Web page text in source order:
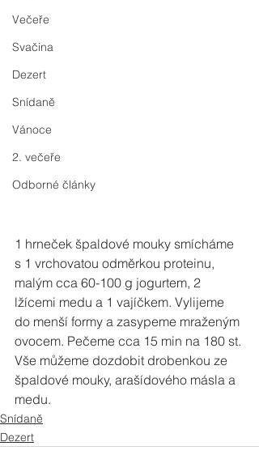
Večeře
Svačina
Dezert
Snídaně
Vánoce
2. večeře
Odborné články
1 hrneček špaldové mouky smícháme
s 1 vrchovatou odměrkou proteinu,
malým cca 60-100 g jogurtem, 2
lžícemi medu a 1 vajíčkem. Vylijeme
do menší formy a zasypeme mraženým
ovocem. Pečeme cca 15 min na 180 st.
Vše můžeme dozdobit drobenkou ze
špaldové mouky, arašídového másla a
medu.
Snídaně
Dezert